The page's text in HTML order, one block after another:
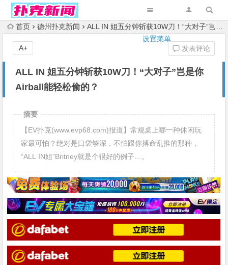
设置菜单
首页 德州扑克新闻 ALL IN 姐五分钟斩获10W刀！“大对子”岂是你Airball能轻松偷的？
ALL IN 姐五分钟斩获10W刀！“大对子”岂是你
Airball能轻松偷的？
发表评论
A+
摘要
【EV扑克(www.evp68.com)报道】常规桌上哪一种休闲玩
家最可怕？绝对是口袋够深，不怕跟你搏命乱推的那种，
“ALL IN姐”Britney就是个很好的例子…。